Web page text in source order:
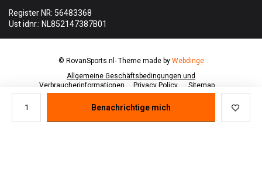
Benachrichtige mich
Register NR: 56483368
Ust idnr.: NL852147387B01
Allgemeine Geschäftsbedingungen und
Verbraucherinformationen
Privacy Policy Sitemap
© RovanSports.nl- Theme made byWebdinge